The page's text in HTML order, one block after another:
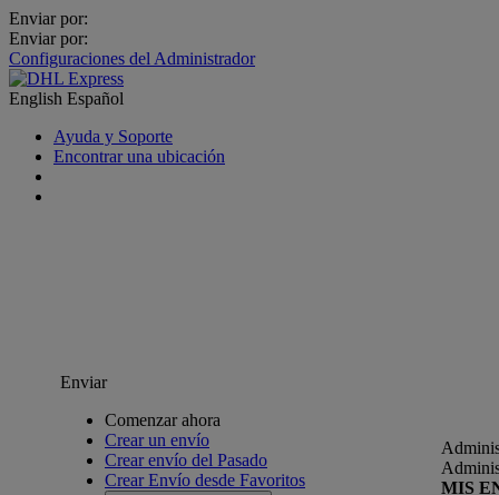
Enviar por:
Enviar por:
Configuraciones del Administrador
English Español
Ayuda y Soporte
Encontrar una ubicación
Enviar
Comenzar ahora
Crear un envío
Crear envío del Pasado
Crear Envío desde Favoritos
MIS